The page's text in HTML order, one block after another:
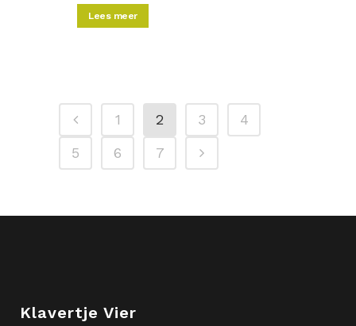
Lees meer
1 2 3
4
5
6 7
Klavertje Vier